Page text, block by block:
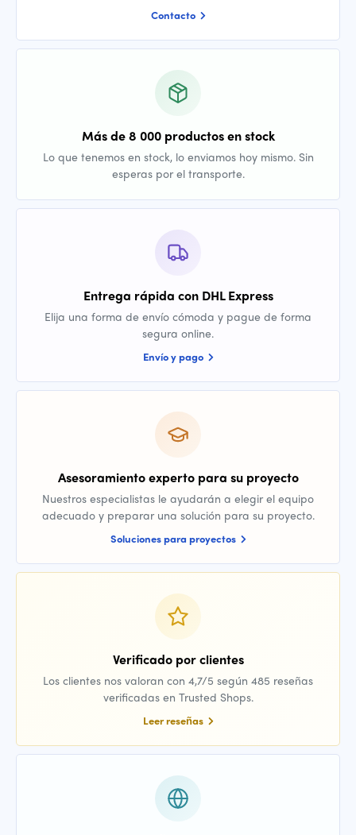
Contacto
Más de 8 000 productos en stock
Lo que tenemos en stock, lo enviamos hoy mismo. Sin
esperas por el transporte.
Entrega rápida con DHL Express
Elija una forma de envío cómoda y pague de forma
segura online.
Envío y pago
Asesoramiento experto para su proyecto
Nuestros especialistas le ayudarán a elegir el equipo
adecuado y preparar una solución para su proyecto.
Soluciones para proyectos
Verificado por clientes
Los clientes nos valoran con 4,7/5 según 485 reseñas
verificadas en Trusted Shops.
Leer reseñas